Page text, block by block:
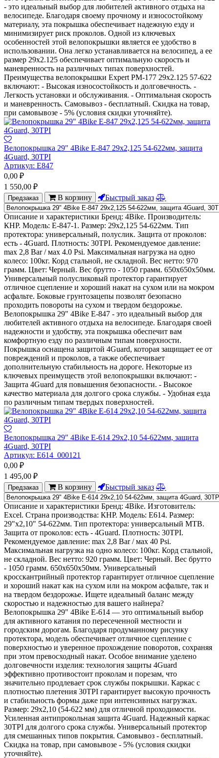
- это идеальный выбор для любителей активного отдыха на
велосипеде. Благодаря своему прочному и износостойкому
материалу, эта покрышка обеспечивает надежную езду и
минимизирует риск проколов. Одной из ключевых
особенностей этой велопокрышки является ее удобство в
использовании. Она легко устанавливается на велосипед, а ее
размер 29x2.125 обеспечивает оптимальную скорость и
маневренность на различных типах поверхностей.
Преимущества велопокрышки Expert PM-177 29x2.125 57-622
включают: - Высокая износостойкость и долговечность. -
Легкость установки и обслуживания. - Оптимальная скорость
и маневренность. Самовывоз - бесплатный. Скидка на товар,
при самовывозе - 5% (условия скидки уточняйте).
Велопокрышка 29" 4Bike E-847 29х2,125 54-622мм, защита
4Guard, 30TPI
Артикул: Е847
0,00 ₽
1 550,00 ₽
Предзаказ В корзину Быстрый заказ
Описание и характеристики Бренд: 4Bike. Производитель:
КНР. Модель: Е-847-1. Размер: 29х2,125 54-622мм. Тип
протектора: универсальный, полуслик. Защита от проколов:
есть - 4Guard. Плотность: 30TPI. Рекомендуемое давление:
max 2,8 Bar / мах 4.0 Psi. Максимальная нагрузка на одно
колесо: 100кг. Корд стальной, не складной. Вес нетто: 970
грамм. Цвет: Черный. Вес брутто - 1050 грамм. 650х650х50мм.
Универсальный полусликовый протектор гарантирует
отличное сцепление и хороший накат на сухом или на мокром
асфальте. Боковые грунтозацепы позволят безопасно
проходить повороты на сухом и твердом бездорожье.
Велопокрышка 29" 4Bike E-847 - это идеальный выбор для
любителей активного отдыха на велосипеде. Благодаря своей
надежности и удобству, эта покрышка обеспечит вам
комфортную езду по различным типам поверхности.
Покрышка оснащена защитой 4Guard, которая защищает ее от
повреждений и проколов, а также обеспечивает
дополнительную стабильность на дороге. Некоторые из
ключевых преимуществ этой велопокрышки включают: -
Защита 4Guard для повышения безопасности. - Высокое
качество материала для долгого срока службы. - Удобная езда
по различным типам твердых поверхностей.
Велопокрышка 29" 4Bike E-614 29х2,10 54-622мм, защита
4Guard, 30TPI
Артикул: Е614_000121
0,00 ₽
1 495,00 ₽
Предзаказ В корзину Быстрый заказ
Описание и характеристики Бренд: 4Bike. Изготовитель:
Excel. Страна производства: КНР. Модель: Е614. Размер:
29"х2,10" 54-622мм. Тип протектора: универсальный МТВ.
Защита от проколов: есть - 4Guard. Плотность: 30TPI.
Рекомендуемое давление: max 2,8 Bar / мах 40 Psi.
Максимальная нагрузка на одно колесо: 100кг. Корд стальной,
не складной. Вес нетто: 920 грамм. Цвет: Черный. Вес брутто
- 1050 грамм. 650х650х50мм. Универсальный
кросскантрийный протектор гарантирует отличное сцепление
и хороший накат как на сухом или на мокром асфальте, так и
на твердом бездорожье. Ищете идеальный баланс между
скоростью и надежностью для вашего найнера?
Велопокрышка 29" 4Bike E-614 — это оптимальный выбор
для активного катания по пересеченной местности и
городским дорогам. Благодаря продуманному рисунку
протектора, модель обеспечивает отличное сцепление с
поверхностью и уверенное прохождение поворотов, сохраняя
при этом превосходный накат. Особое внимание уделено
долговечности изделия: технология защиты 4Guard
эффективно противостоит проколам и порезам, что
значительно продлевает срок службы покрышки. Каркас с
плотностью плетения 30TPI гарантирует высокую прочность
и стабильность формы даже при интенсивных нагрузках.
Размер: 29х2,10 (54-622 мм) для отличной проходимости.
Усиленная антипрокольная защита 4Guard. Надежный каркас
30TPI для долгого срока службы. Универсальный протектор
для смешанных типов покрытия. Самовывоз - бесплатный.
Скидка на товар, при самовывозе - 5% (условия скидки
уточняйте).